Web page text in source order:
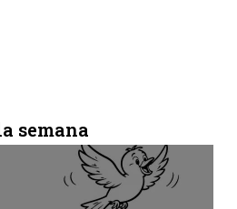
semana